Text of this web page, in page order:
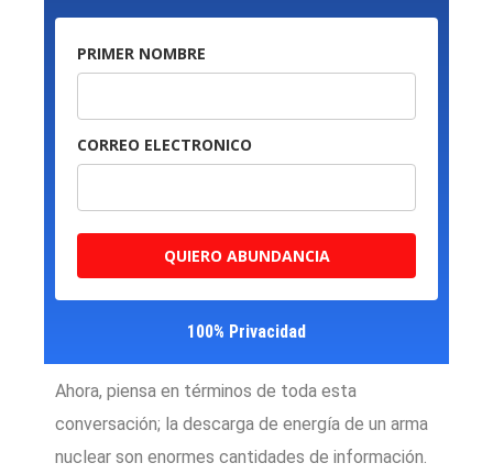
PRIMER NOMBRE
CORREO ELECTRONICO
QUIERO ABUNDANCIA
100% Privacidad
Ahora, piensa en términos de toda esta
conversación; la descarga de energía de un arma
nuclear son enormes cantidades de información.